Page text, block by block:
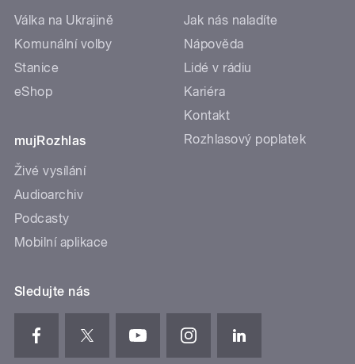
Válka na Ukrajině
Komunální volby
Stanice
eShop
mujRozhlas
Živé vysílání
Audioarchiv
Podcasty
Mobilní aplikace
Jak nás naladíte
Nápověda
Lidé v rádiu
Kariéra
Kontakt
Rozhlasový poplatek
Sledujte nás